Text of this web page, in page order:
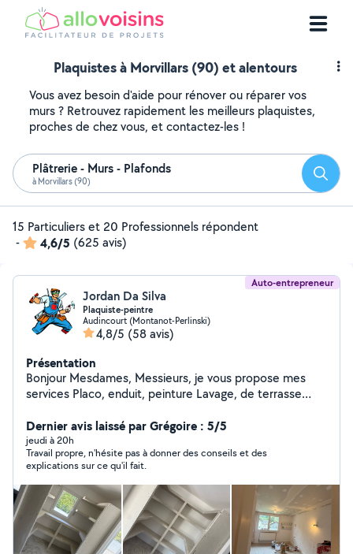
Plaquistes à Morvillars (90) et alentours
Vous avez besoin d'aide pour rénover ou réparer vos
murs ? Retrouvez rapidement les meilleurs plaquistes,
proches de chez vous, et contactez-les !
Plâtrerie - Murs - Plafonds
à Morvillars (90)
15 Particuliers et 20 Professionnels répondent
-
4,6/5 (625 avis)
Auto-entrepreneur
Jordan Da Silva
Plaquiste-peintre
Audincourt (Montanot-Perlinski)
4,8/5 (58 avis)
Présentation
Bonjour Mesdames, Messieurs, je vous propose mes
services Placo, enduit, peinture Lavage, de terrasse
hésitez pas à m'envoyer un message ou un mail je
répondrai dans les plus brefs délais En vous souhaitant à
tous une bonne journée ! Cordialement, Monsieur Da
Silva.
Dernier avis laissé par Grégoire : 5/5
jeudi à 20h
Travail propre, n'hésite pas à donner des conseils et des
explications sur ce qu'il fait.